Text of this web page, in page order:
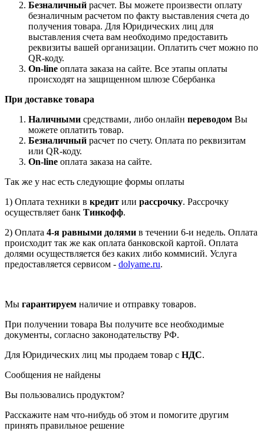
Безналичный расчет. Вы можете произвести оплату
безналичным расчетом по факту выставления счета до
получения товара. Для Юридических лиц для
выставления счета вам необходимо предоставить
реквизиты вашей организации. Оплатить счет можно по
QR-коду.
On-line оплата заказа на сайте. Все этапы оплаты
происходят на защищенном шлюзе Сбербанка
При доставке товара
Наличными средствами, либо онлайн переводом Вы
можете оплатить товар.
Безналичный расчет по счету. Оплата по реквизитам
или QR-коду.
On-line оплата заказа на сайте.
Так же у нас есть следующие формы оплаты
1) Оплата техники в кредит или рассрочку. Рассрочку
осуществляет банк Тинкофф.
2) Оплата 4-я равными долями в течении 6-и недель. Оплата
происходит так же как оплата банковской картой. Оплата
долями осуществляется без каких либо коммисий. Услуга
предоставляется сервисом - dolyame.ru.
Мы гарантируем наличие и отправку товаров.
При получении товара Вы получите все необходимые
документы, согласно законодательству РФ.
Для Юридических лиц мы продаем товар с НДС.
Сообщения не найдены
Вы пользовались продуктом?
Расскажите нам что-нибудь об этом и помогите другим
принять правильное решение